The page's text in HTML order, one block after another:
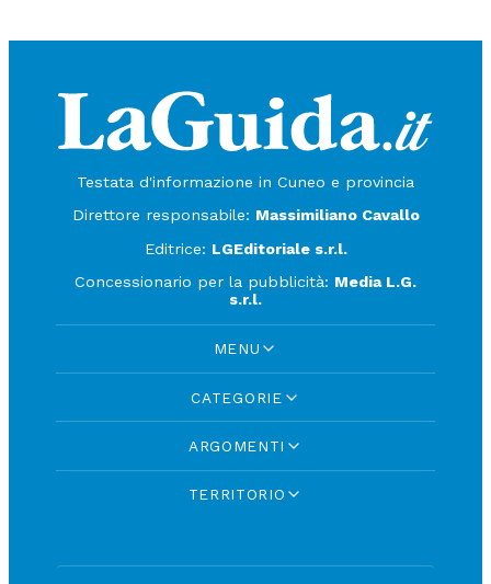
Testata d'informazione in Cuneo e provincia
Direttore responsabile: Massimiliano Cavallo
Editrice: LGEditoriale s.r.l.
Concessionario per la pubblicità: Media L.G.
s.r.l.
MENU
CATEGORIE
ARGOMENTI
TERRITORIO